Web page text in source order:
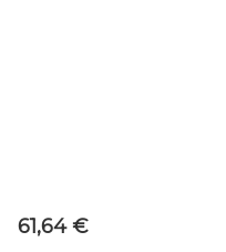
61,64 €